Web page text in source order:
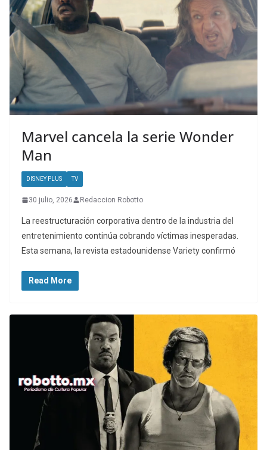
Marvel cancela la serie Wonder
Man
DISNEY PLUS TV
30 julio, 2026 Redaccion Robotto
La reestructuración corporativa dentro de la industria del
entretenimiento continúa cobrando víctimas inesperadas.
Esta semana, la revista estadounidense Variety confirmó
Read More